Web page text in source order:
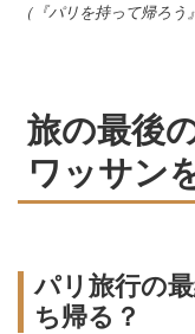
（『パリを持って帰ろう
旅の最後
ワッサン
パリ旅行の
ち帰る？